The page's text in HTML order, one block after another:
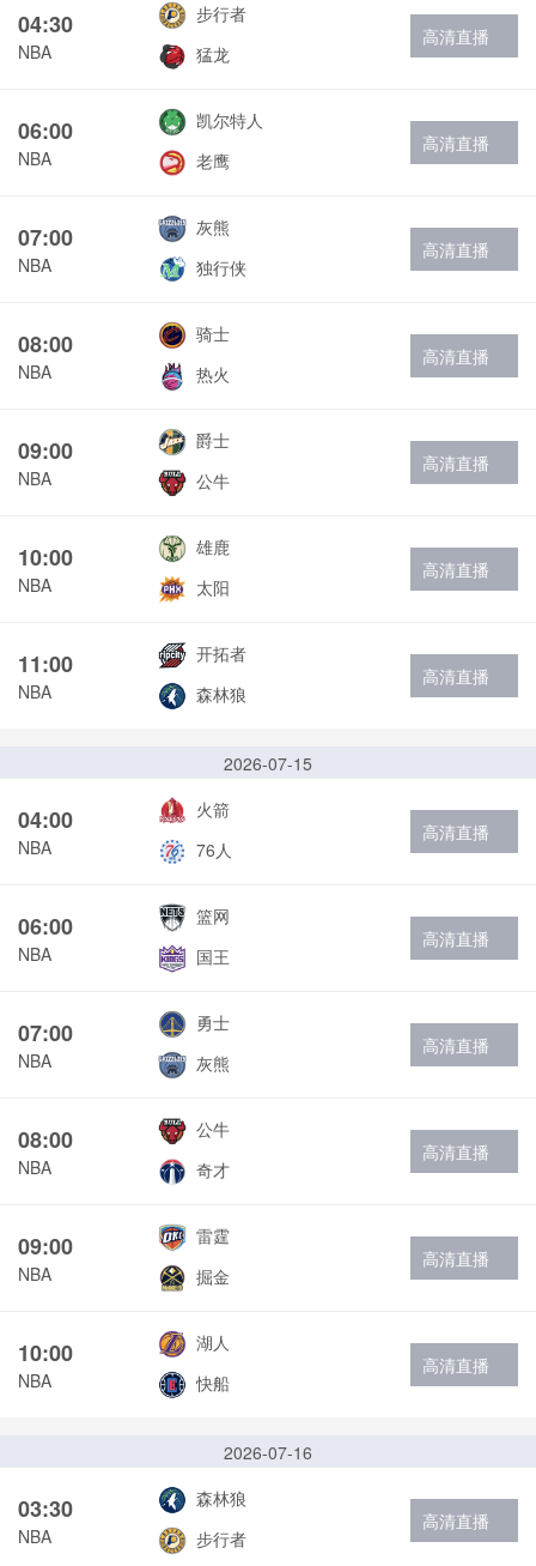
04:30
NBA
步行者
猛龙
高清直播
06:00
NBA
凯尔特人
老鹰
高清直播
07:00
NBA
灰熊
独行侠
高清直播
08:00
NBA
骑士
热火
高清直播
09:00
NBA
爵士
公牛
高清直播
10:00
NBA
雄鹿
太阳
高清直播
11:00
NBA
开拓者
森林狼
高清直播
2026-07-15
04:00
NBA
火箭
76人
高清直播
06:00
NBA
篮网
国王
高清直播
07:00
NBA
勇士
灰熊
高清直播
08:00
NBA
公牛
奇才
高清直播
09:00
NBA
雷霆
掘金
高清直播
10:00
NBA
湖人
快船
高清直播
2026-07-16
03:30
NBA
森林狼
步行者
高清直播